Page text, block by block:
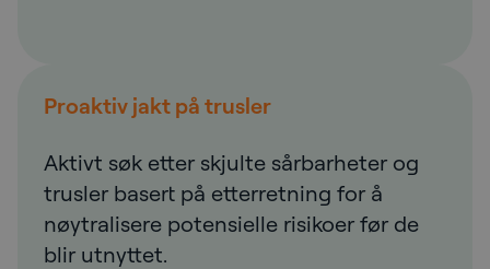
Proaktiv jakt på trusler
Aktivt søk etter skjulte sårbarheter og
trusler basert på etterretning for å
nøytralisere potensielle risikoer før de
blir utnyttet.